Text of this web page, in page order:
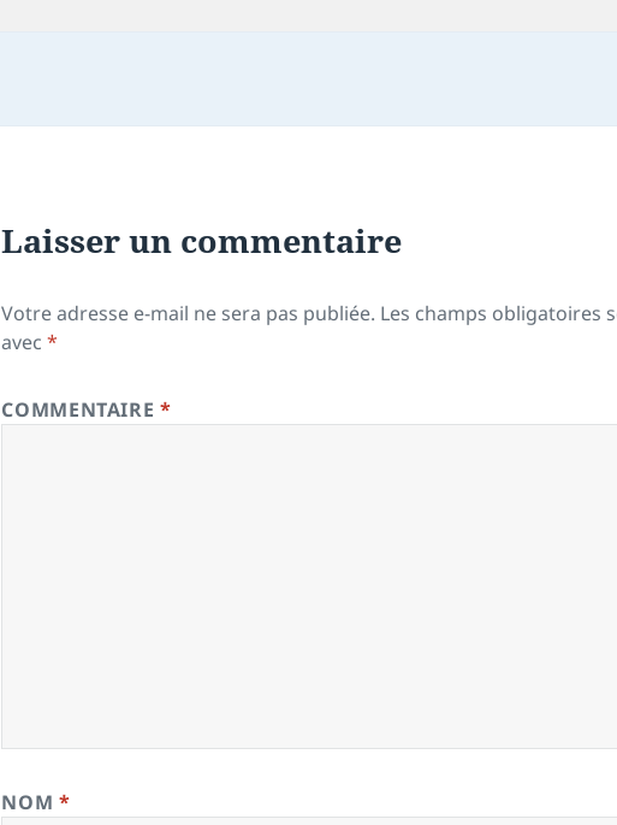
Laisser un commentaire
Votre adresse e-mail ne sera pas publiée. Les champs obligatoires
avec*
COMMENTAIRE*
NOM *